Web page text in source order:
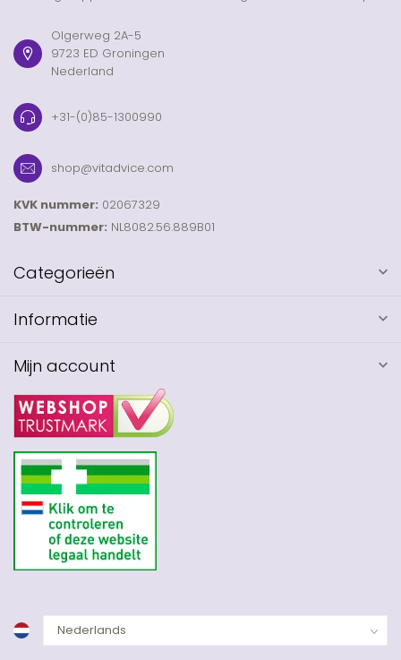
Olgerweg 2A-5
9723 ED Groningen
Nederland
+31-(0)85-1300990
shop@vitadvice.com
KVK nummer: 02067329
BTW-nummer: NL8082.56.889B01
Categorieën
Informatie
Mijn account